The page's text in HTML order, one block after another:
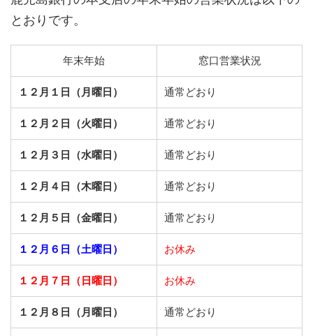
とおりです。
年末年始 窓口営業状況
１２月１日（月曜日） 通常どおり
１２月２日（火曜日） 通常どおり
１２月３日（水曜日） 通常どおり
１２月４日（木曜日） 通常どおり
１２月５日（金曜日） 通常どおり
１２月６日（土曜日） お休み
１２月７日（日曜日） お休み
１２月８日（月曜日） 通常どおり